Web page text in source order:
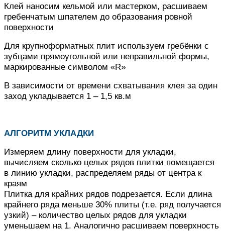
Клей наносим кельмой или мастерком, расшиваем
гребенчатым шпателем до образования ровной
поверхности
Для крупноформатных плит используем гребёнки с
зубцами прямоугольной или неправильной формы,
маркированные символом «R»
В зависимости от времени схватывания клея за один
заход укладывается 1 – 1,5 кв.м
АЛГОРИТМ УКЛАДКИ
Измеряем длину поверхности для укладки,
вычисляем сколько целых рядов плитки помещается
в линию укладки, распределяем ряды от центра к
краям
Плитка для крайних рядов подрезается. Если длина
крайнего ряда меньше 30% плиты (т.е. ряд получается
узкий) – количество целых рядов для укладки
уменьшаем на 1. Аналогично расшиваем поверхность